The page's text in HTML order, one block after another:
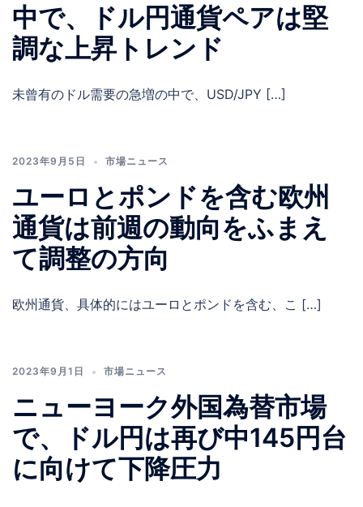
中で、ドル円通貨ペアは堅
調な上昇トレンド
未曾有のドル需要の急増の中で、USD/JPY […]
2023年9月5日 市場ニュース
ユーロとポンドを含む欧州
通貨は前週の動向をふまえ
て調整の方向
欧州通貨、具体的にはユーロとポンドを含む、こ […]
2023年9月1日 市場ニュース
ニューヨーク外国為替市場
で、ドル円は再び中145円台
に向けて下降圧力